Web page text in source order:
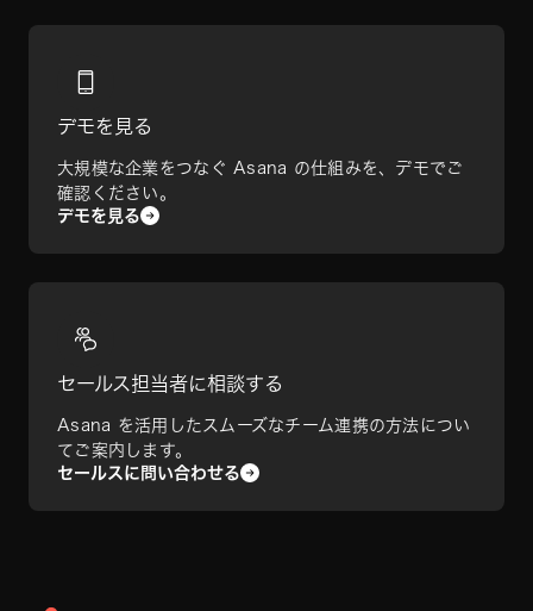
デモを見る
大規模な企業をつなぐ Asana の仕組みを、デモでご
確認ください。
デモを見る
セールス担当者に相談する
Asana を活用したスムーズなチーム連携の方法につい
てご案内します。
セールスに問い合わせる